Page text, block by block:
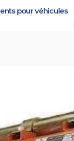
pour véhicules